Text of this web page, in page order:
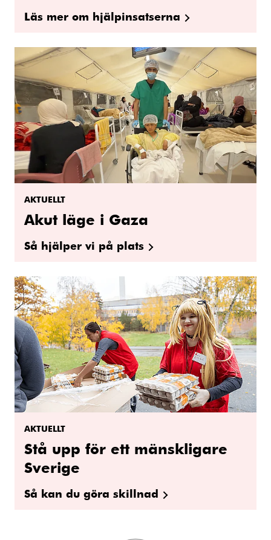
Läs mer om hjälpinsatserna
AKTUELLT
Akut läge i Gaza
Så hjälper vi på plats
AKTUELLT
Stå upp för ett mänskligare
Sverige
Så kan du göra skillnad